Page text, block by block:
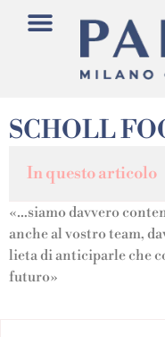
SCHOLL
In questo articolo
«…siamo davvero
anche al vostro team,
lieta di anticiparle che
futuro»